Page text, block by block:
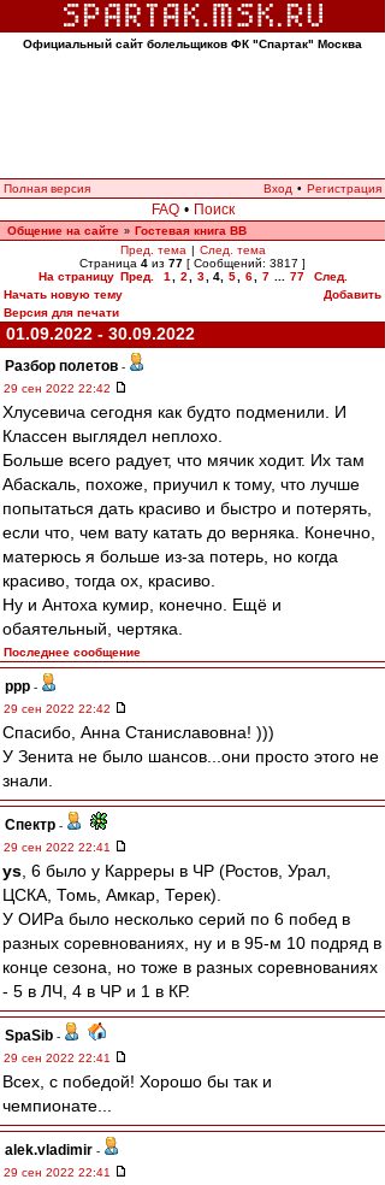
Официальный сайт болельщиков ФК "Спартак" Москва
Полная версия Вход • Регистрация
FAQ • Поиск
Общение на сайте » Гостевая книга ВВ
Пред. тема | След. тема
Страница 4 из 77 [ Сообщений: 3817 ]
На страницу Пред. 1 2 3 4, 5 6 7 77
След.
Начать новую тему
Добавить
Версия для печати
01.09.2022 - 30.09.2022
Разбор полетов -
29 сен 2022 22:42
Хлусевича сегодня как будто подменили. И
Классен выглядел неплохо.
Больше всего радует, что мячик ходит. Их там
Абаскаль, похоже, приучил к тому, что лучше
попытаться дать красиво и быстро и потерять,
если что, чем вату катать до верняка. Конечно,
матерюсь я больше из-за потерь, но когда
красиво, тогда ох, красиво.
Ну и Антоха кумир, конечно. Ещё и
обаятельный, чертяка.
Последнее сообщение
ppp -
29 сен 2022 22:42
Спасибо, Анна Станиславовна! )))
У Зенита не было шансов...они просто этого не
знали.
Спектр -
29 сен 2022 22:41
ys , 6 было у Карреры в ЧР (Ростов, Урал,
ЦСКА, Томь, Амкар, Терек).
У ОИРа было несколько серий по 6 побед в
разных соревнованиях, ну и в 95-м 10 подряд в
конце сезона, но тоже в разных соревнованиях
- 5 в ЛЧ, 4 в ЧР и 1 в КР.
SpaSib -
29 сен 2022 22:41
Всех, с победой! Хорошо бы так и
чемпионате...
alek.vladimir -
29 сен 2022 22:41